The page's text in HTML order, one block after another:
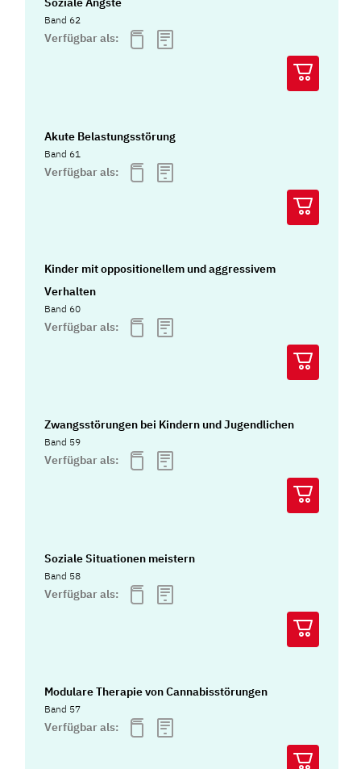
Band 62
Verfügbar als:
Akute Belastungsstörung
Band 61
Verfügbar als:
Kinder mit oppositionellem und aggressivem
Verhalten
Band 60
Verfügbar als:
Zwangsstörungen bei Kindern und Jugendlichen
Band 59
Verfügbar als:
Soziale Situationen meistern
Band 58
Verfügbar als:
Modulare Therapie von Cannabisstörungen
Band 57
Verfügbar als: